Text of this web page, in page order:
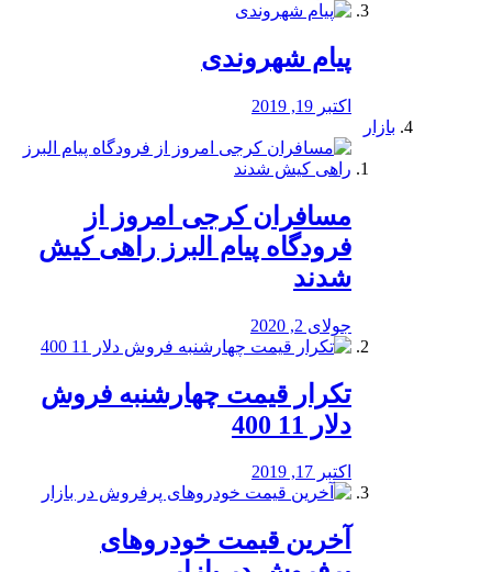
پیام شهروندی
اکتبر 19, 2019
بازار
مسافران کرجی امروز از
فرودگاه پیام البرز راهی کیش
شدند
جولای 2, 2020
تکرار قیمت چهارشنبه فروش
دلار 11 400
اکتبر 17, 2019
آخرین قیمت خودرو‌های